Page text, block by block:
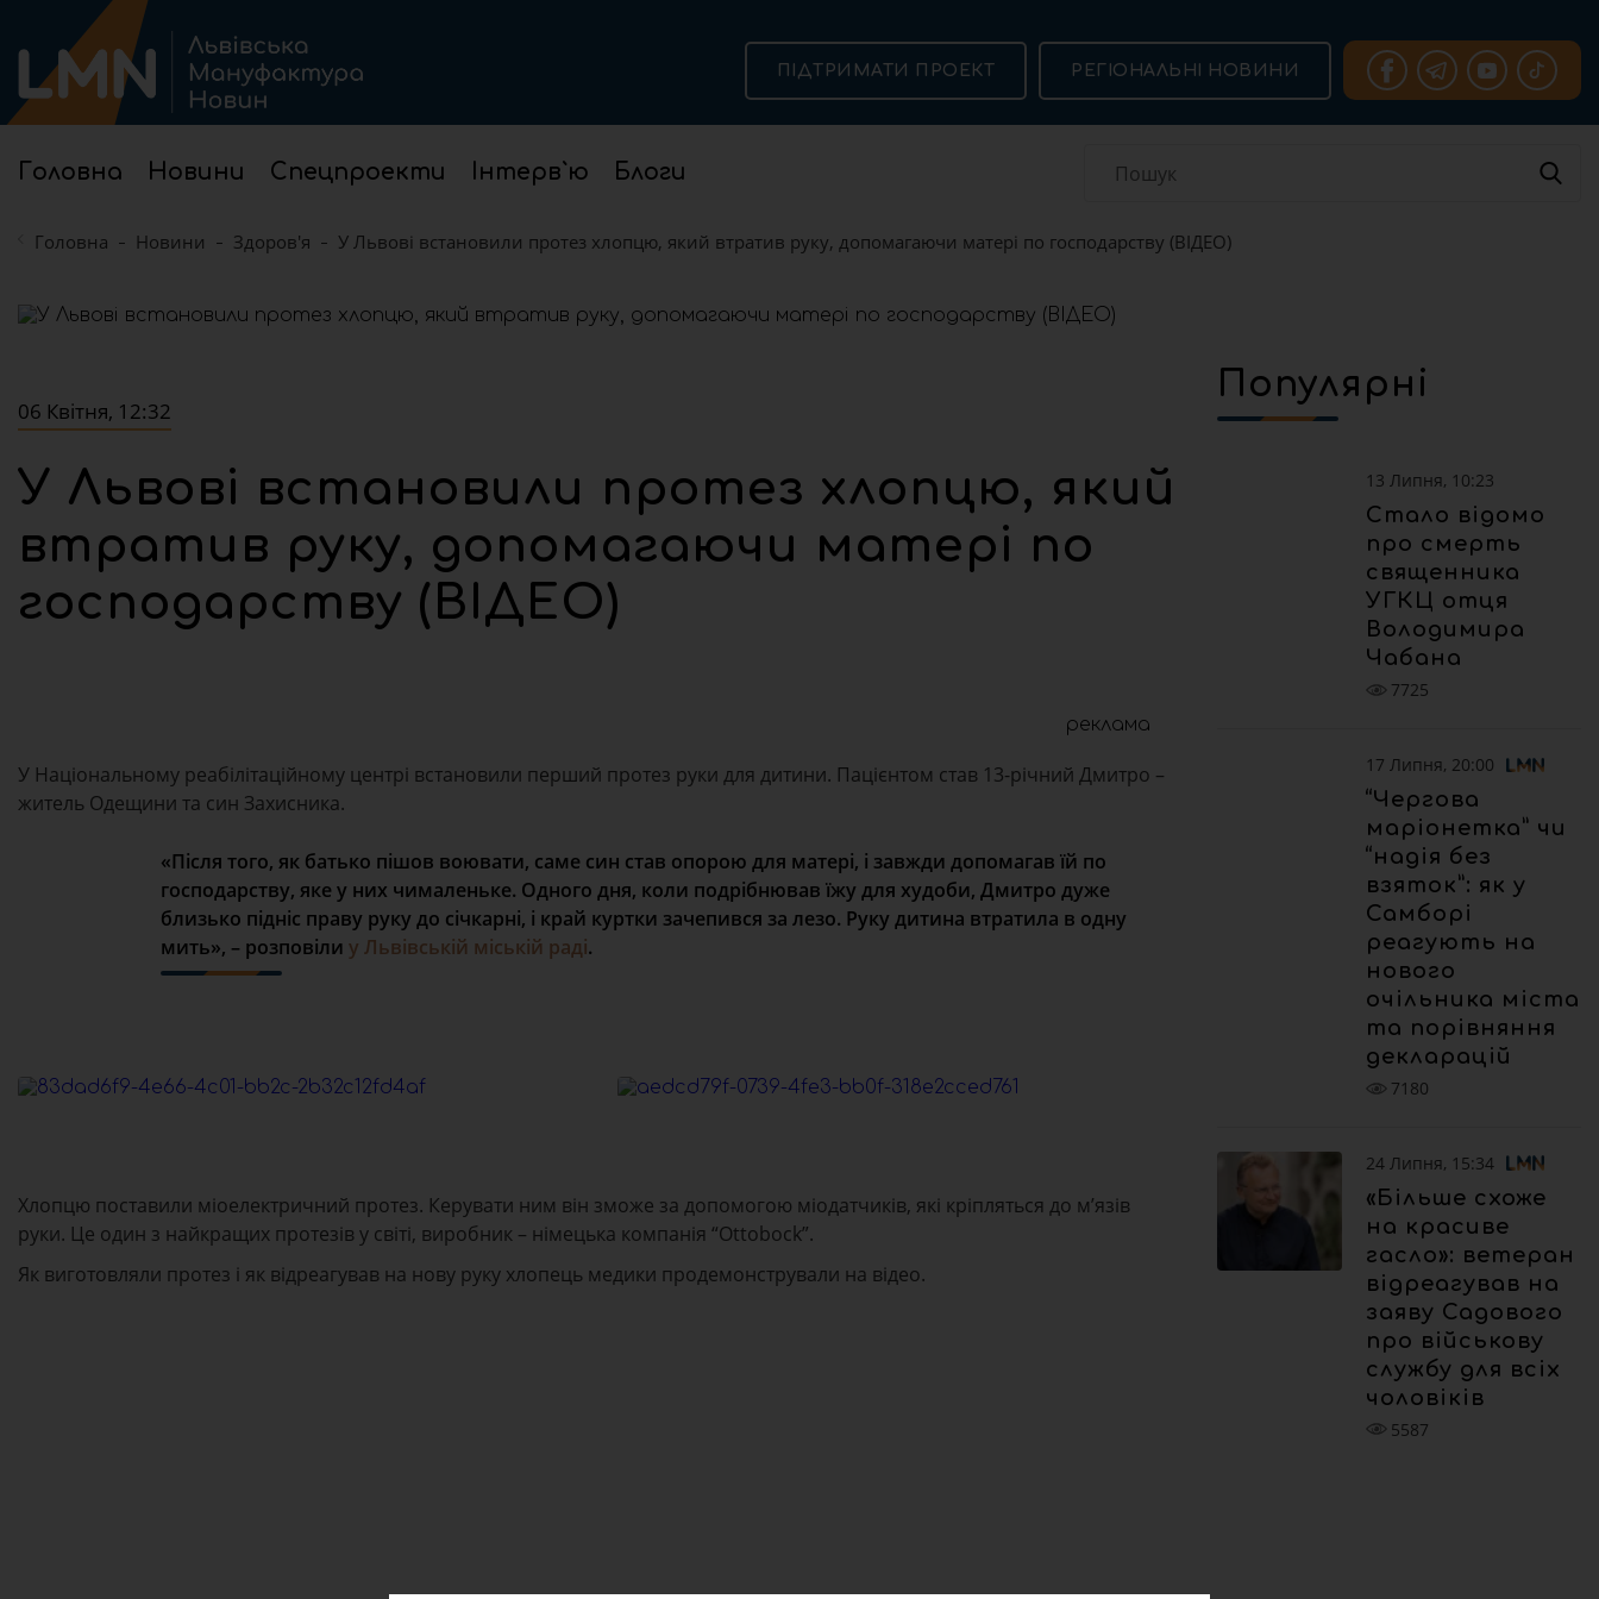
Головна Новини Спецпроекти Інтерв`ю Блоги
ПІДТРИМАТИ ПРОЕКТ РЕГІОНАЛЬНІ НОВИНИ
Головна Новини Здоров'я У Львові встановили протез хлопцю, який втратив руку, допомагаючи матері по господарству (ВІДЕО)
06 Квітня, 12:32
У Львові встановили протез хлопцю, який
втратив руку, допомагаючи матері по
господарству (ВІДЕО)
реклама
У Національному реабілітаційному центрі встановили перший протез руки для дитини. Пацієнтом став 13-річний Дмитро –
житель Одещини та син Захисника.
«Після того, як батько пішов воювати, саме син став опорою для матері, і завжди допомагав їй по
господарству, яке у них чималеньке. Одного дня, коли подрібнював їжу для худоби, Дмитро дуже
близько підніс праву руку до січкарні, і край куртки зачепився за лезо. Руку дитина втратила в одну
мить», – розповіли у Львівській міській раді.
Хлопцю поставили міоелектричний протез. Керувати ним він зможе за допомогою міодатчиків, які кріпляться до м’язів
руки. Це один з найкращих протезів у світі, виробник – німецька компанія “Ottobock”.
Як виготовляли протез і як відреагував на нову руку хлопець медики продемонстрували на відео.
Популярні
13 Липня, 10:23
Стало відомо
про смерть
священника
УГКЦ отця
Володимира
Чабана
7725
17 Липня, 20:00
“Чергова
маріонетка” чи
“надія без
взяток”: як у
Самборі
реагують на
нового
очільника міста
та порівняння
декларацій
7180
24 Липня, 15:34
«Більше схоже
на красиве
гасло»: ветеран
відреагував на
заяву Садового
про військову
службу для всіх
чоловіків
5587